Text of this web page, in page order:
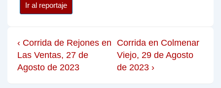
Ir al reportaje
‹ Corrida de Rejones en
Las Ventas, 27 de
Agosto de 2023
Corrida en Colmenar
Viejo, 29 de Agosto
de 2023 ›